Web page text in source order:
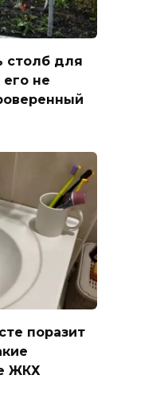
столб для
не
поразит
ЖКХ